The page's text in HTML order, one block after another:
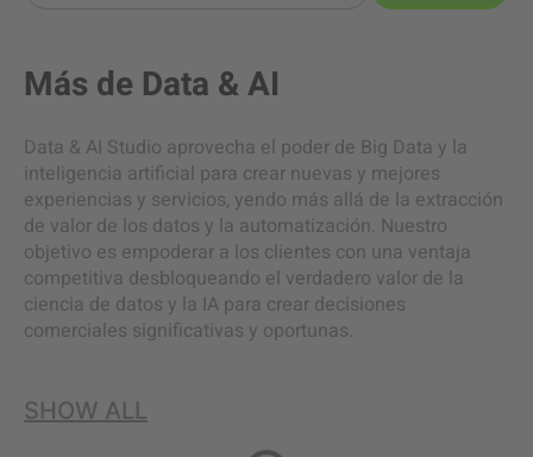
Más de Data & AI
Data & AI Studio aprovecha el poder de Big Data y la
inteligencia artificial para crear nuevas y mejores
experiencias y servicios, yendo más allá de la extracción
de valor de los datos y la automatización. Nuestro
objetivo es empoderar a los clientes con una ventaja
competitiva desbloqueando el verdadero valor de la
ciencia de datos y la IA para crear decisiones
comerciales significativas y oportunas.
SHOW ALL